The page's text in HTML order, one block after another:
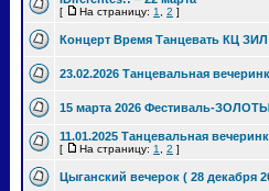
[ На страницу: 1 2 ]
Концерт Время Танцевать КЦ ЗИЛ
23.02.2026 Танцевальная
15 марта 2026 Фестиваль-
11.01.2025 Танцевальная
[ На страницу: 1 2 ]
Цыганский вечерок ( 28 декабря